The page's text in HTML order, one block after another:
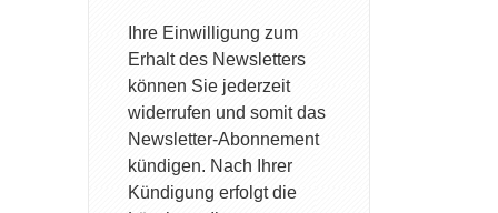
Ihre Einwilligung zum
Erhalt des Newsletters
können Sie jederzeit
widerrufen und somit das
Newsletter-Abonnement
kündigen. Nach Ihrer
Kündigung erfolgt die